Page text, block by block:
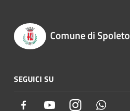
Comune di Spoleto
SEGUICI SU
Facebook YoutubeInstagram